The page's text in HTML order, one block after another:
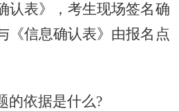
认表》，考生现场签名确
《信息确认表》由报名点
的依据是什么?